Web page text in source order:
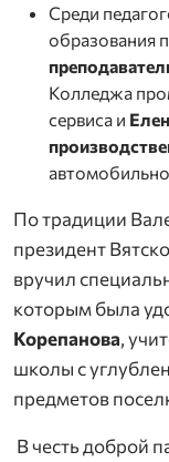
Среди
образования
Колледжа
сервиса и
По традиции
президент
вручил
которым была
Корепанова,
школы с
предметов
В честь доброй